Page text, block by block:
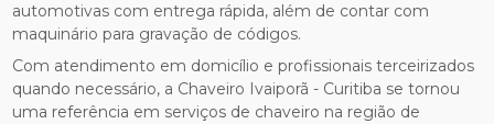
automotivas com entrega rápida, além de contar com
maquinário para gravação de códigos.
Com atendimento em domicílio e profissionais terceirizados
quando necessário, a Chaveiro Ivaiporã - Curitiba se tornou
uma referência em serviços de chaveiro na região de